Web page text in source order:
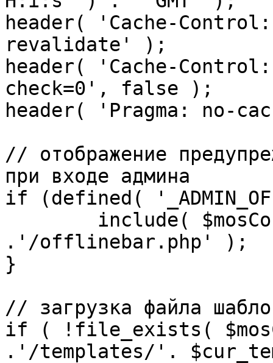
header( 'Cache-
revalidate' );
header( 'Cache-
check=0', false );
header( 'Pragma: no-
// отображение
при входе админа
if (defined(
.'/offlinebar.php' );
}
// загрузка файла
if ( !file_exists(
.'/templates/'.